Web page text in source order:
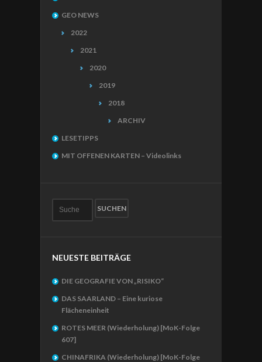
GEO NEWS
2022
2021
2020
2019
2018
ARCHIV
LESETIPPS
MIT OFFENEN KARTEN – Videolinks
NEUESTE BEITRÄGE
DIE GEOGRAFIE VON „RISIKO“
DAS SAARLAND – Eine kuriose
Flächeneinheit
ROTES MEER (Wiederholung) [MoK-Folge
607]
CHINAFRIKA (Wiederholung) [MoK-Folge